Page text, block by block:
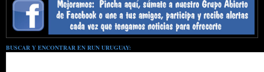
BUSCAR Y ENCONTRAR EN RUN URUGUAY: